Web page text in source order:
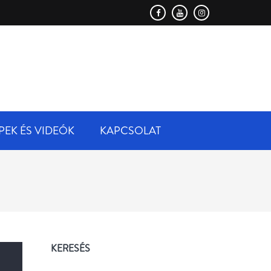
ÉS VIDEÓK KAPCSOLAT
KERESÉS